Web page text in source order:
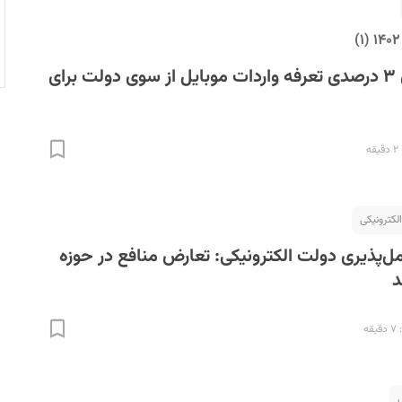
پیشنهاد افزایش ۳ درصدی تعرفه واردات موبایل از سوی دولت برای
دولت الکترونیکی: تعارض منافع در حوزه